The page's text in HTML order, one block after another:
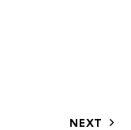
NEXT